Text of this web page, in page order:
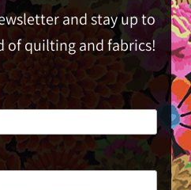
and stay up to
of quilting and fabrics!